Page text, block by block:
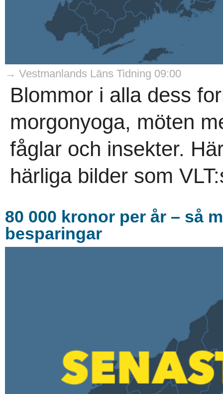
→ Vestmanlands Läns Tidning 09:00
Blommor i alla dess
morgonyoga, möten
fåglar och insekter.
härliga bilder som
80 000 kronor per år – så
besparingar